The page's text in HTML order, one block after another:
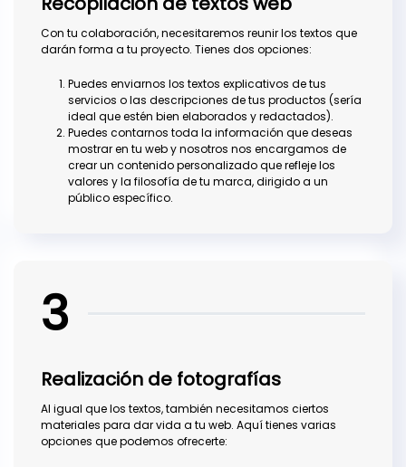
Con tu colaboración, necesitaremos reunir los textos que
darán forma a tu proyecto. Tienes dos opciones:
Puedes enviarnos los textos explicativos de tus
servicios o las descripciones de tus productos (sería
ideal que estén bien elaborados y redactados).
Puedes contarnos toda la información que deseas
mostrar en tu web y nosotros nos encargamos de
crear un contenido personalizado que refleje los
valores y la filosofía de tu marca, dirigido a un
público específico.
3
Realización de fotografías
Al igual que los textos, también necesitamos ciertos
materiales para dar vida a tu web. Aquí tienes varias
opciones que podemos ofrecerte: